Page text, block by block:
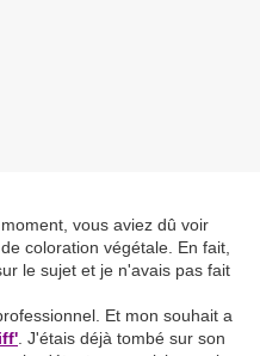
vous aviez dû voir
coloration végétale. En fait,
le sujet et je n'avais pas fait
Et mon souhait a
. J'étais déjà tombé sur son